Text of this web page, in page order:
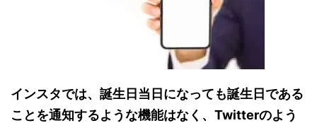
インスタでは、誕生日当日になっても誕生日である
ことを通知するような機能はなく、Twitterのよう